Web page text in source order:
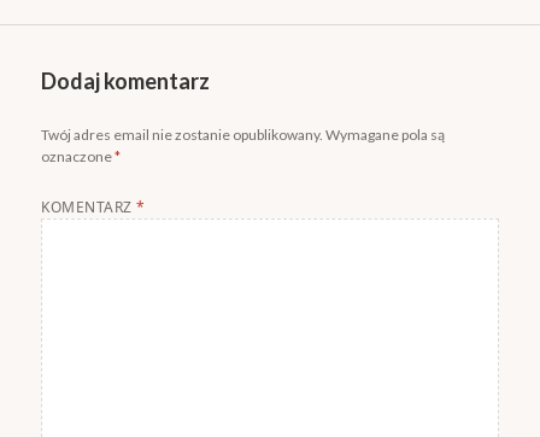
Dodaj komentarz
Twój adres email nie zostanie opublikowany. Wymagane pola są
oznaczone*
KOMENTARZ*